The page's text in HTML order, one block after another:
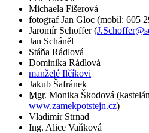
Michaela Fišerová
fotografJan Gloc (mobil: 605
Jaromír Schoffer(
Jan Scháněl
Stáňa Rádlová
Dominika Rádlová
manželé Ilčíkovi
Jakub Šafránek
Mgr. Monika Škodová
www.zamekpotstejn.cz)
Vladimír Strnad
Ing. Alice Vaňková